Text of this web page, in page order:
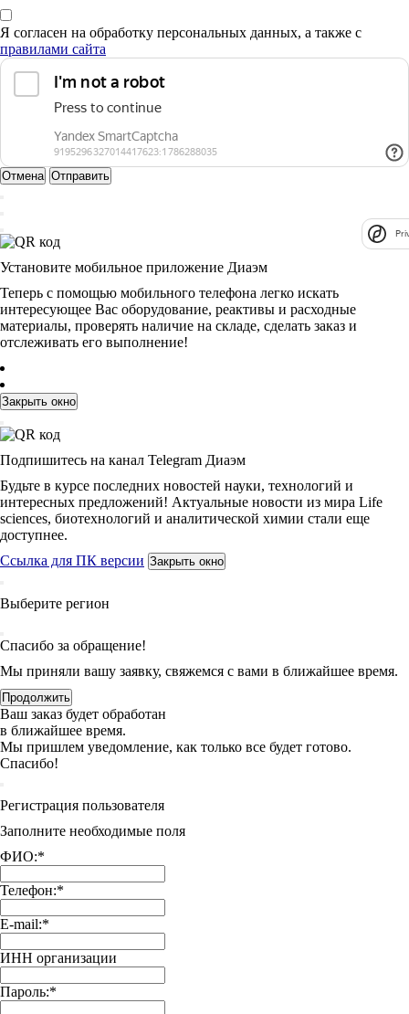
Я согласен на обработку персональных данных, а также с
правилами сайта
Отмена Отправить
Установите мобильное приложение Диаэм
Теперь с помощью мобильного телефона легко искать
интересующее Вас оборудование, реактивы и расходные
материалы, проверять наличие на складе, сделать заказ и
отслеживать его выполнение!
Закрыть окно
Подпишитесь на канал Telegram Диаэм
Будьте в курсе последних новостей науки, технологий и
интересных предложений! Актуальные новости из мира Life
sciences, биотехнологий и аналитической химии стали еще
доступнее.
Ссылка для ПК версии Закрыть окно
Выберите регион
Спасибо за обращение!
Мы приняли вашу заявку, свяжемся с вами в ближайшее время.
Продолжить
Ваш заказ будет обработан
в ближайшее время.
Мы пришлем уведомление, как только все будет готово.
Спасибо!
Регистрация пользователя
Заполните необходимые поля
ФИО:*
Телефон:*
E-mail:*
ИНН организации
Пароль:*